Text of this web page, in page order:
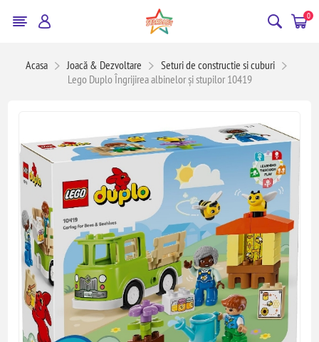
0
Acasa Joacă & Dezvoltare
Seturi de constructie si cuburi
Lego Duplo Îngrijirea albinelor și stupilor 10419